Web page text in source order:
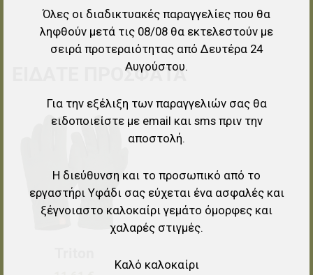
ΕΊΔΑΤΕ ΠΡΌΣΦΑΤΑ
Προσθήκη στα αγαπημένα
Γρήγορη ματιά
Όλες οι διαδικτυακές παραγγελίες που θα
ληφθούν μετά τις 08/08 θα εκτελεστούν με
σειρά προτεραιότητας από Δευτέρα 24
Αυγούστου.
Για την εξέλιξη των παραγγελιών σας θα
ειδοποιείστε με email και sms πριν την
αποστολή.
Η διεύθυνση και το προσωπικό από το
εργαστήρι Υφάδι σας εύχεται ένα ασφαλές και
ξέγνοιαστο καλοκαίρι γεμάτο όμορφες και
χαλαρές στιγμές.
Καλό καλοκαίρι